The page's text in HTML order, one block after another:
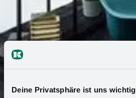
Deine Privatsphäre ist uns wichtig